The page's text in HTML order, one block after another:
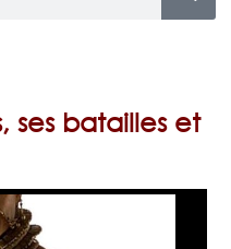
ses batailles et